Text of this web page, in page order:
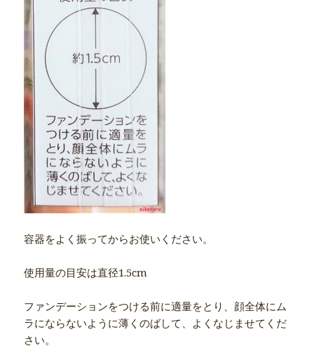
容器をよく振ってからお使いください。
使用量の目安は直径1.5cm
ファンデーションをつける前に適量をとり、顔全体にム
ラにならないように薄くのばして、よくなじませてくだ
さい。